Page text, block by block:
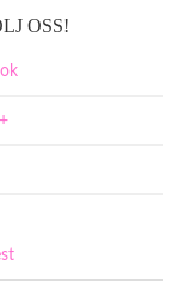
OSS!